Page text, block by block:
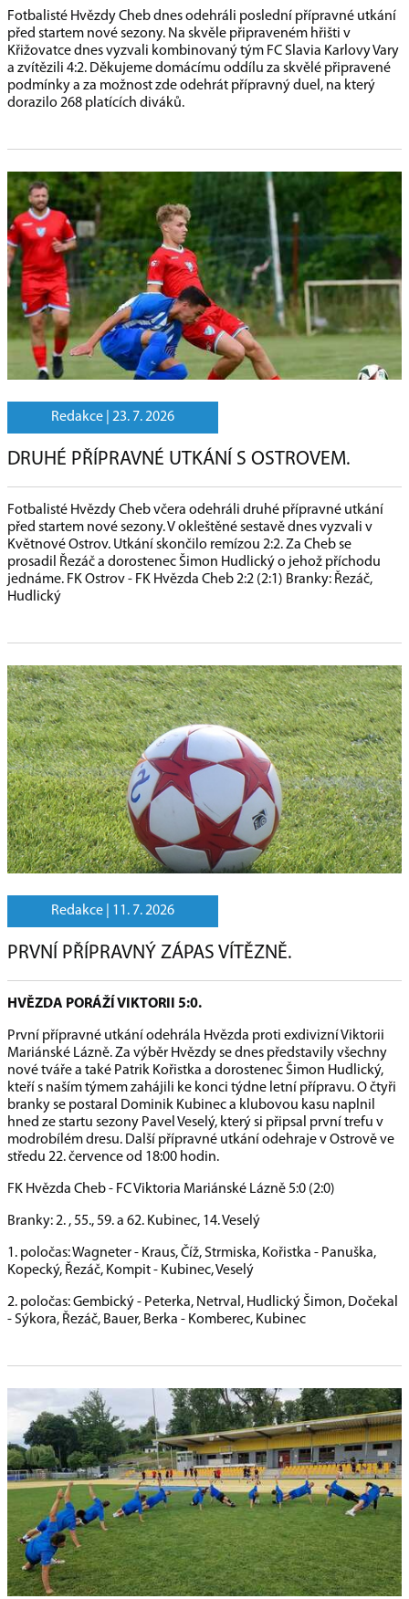
Fotbalisté Hvězdy Cheb dnes odehráli poslední přípravné utkání
před startem nové sezony. Na skvěle připraveném hřišti v
Křižovatce dnes vyzvali kombinovaný tým FC Slavia Karlovy Vary
a zvítězili 4:2. Děkujeme domácímu oddílu za skvělé připravené
podmínky a za možnost zde odehrát přípravný duel, na který
dorazilo 268 platících diváků.
Redakce | 23. 7. 2026
DRUHÉ PŘÍPRAVNÉ UTKÁNÍ S OSTROVEM.
Fotbalisté Hvězdy Cheb včera odehráli druhé přípravné utkání
před startem nové sezony. V okleštěné sestavě dnes vyzvali v
Květnové Ostrov. Utkání skončilo remízou 2:2. Za Cheb se
prosadil Řezáč a dorostenec Šimon Hudlický o jehož příchodu
jednáme. FK Ostrov - FK Hvězda Cheb 2:2 (2:1) Branky: Řezáč,
Hudlický
Redakce | 11. 7. 2026
PRVNÍ PŘÍPRAVNÝ ZÁPAS VÍTĚZNĚ.
HVĚZDA PORÁŽÍ VIKTORII 5:0.
První přípravné utkání odehrála Hvězda proti exdivizní Viktorii
Mariánské Lázně. Za výběr Hvězdy se dnes představily všechny
nové tváře a také Patrik Kořistka a dorostenec Šimon Hudlický,
kteří s naším týmem zahájili ke konci týdne letní přípravu. O čtyři
branky se postaral Dominik Kubinec a klubovou kasu naplnil
hned ze startu sezony Pavel Veselý, který si připsal první trefu v
modrobílém dresu. Další přípravné utkání odehraje v Ostrově ve
středu 22. července od 18:00 hodin.
FK Hvězda Cheb - FC Viktoria Mariánské Lázně 5:0 (2:0)
Branky: 2. , 55., 59. a 62. Kubinec, 14. Veselý
1. poločas: Wagneter - Kraus, Číž, Strmiska, Kořistka - Panuška,
Kopecký, Řezáč, Kompit - Kubinec, Veselý
2. poločas: Gembický - Peterka, Netrval, Hudlický Šimon, Dočekal
- Sýkora, Řezáč, Bauer, Berka - Komberec, Kubinec